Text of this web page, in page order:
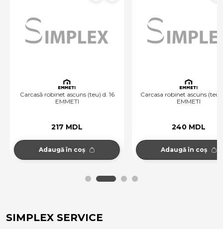
Carcasă robinet ascuns (teu) d. 16
EMMETI
217 MDL
Adaugă în coș
Carcasa robinet ascuns (teu)
EMMETI
240 MDL
Adaugă în coș
SIMPLEX SERVICE